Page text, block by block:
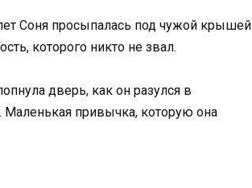
Соня просыпалась под чужой крышей
которого никто не звал.
дверь, как он разулся в
Маленькая привычка, которую она